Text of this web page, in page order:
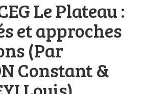
Le Plateau :
et approches
(Par
Constant &